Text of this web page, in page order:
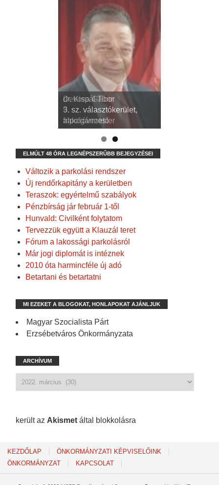
dr. Kispál Tibor
3. sz. választókerület,
alpolgármester
Devosa Gábor
9. sz. választókerület,
frakcióvezető
ELMÚLT 48 ÓRA LEGNÉPSZERŰBB BEJEGYZÉSEI
Változik a parkolási rendszer
Új rendőrkapitány a kerületben
Teraszok: egyértelmű szabályok
Pénzbírság jár február 1-től
Hunvald: Civilként folytatom
Tervezzük együtt a Klauzál teret
Fórum a lakossági parkolásról
Már jogi diplomát is intéznek
2010 óta harmincféle új adó
Betartani és betartatni
MI EZEKET A BLOGOKAT, HONLAPOKAT AJÁNLJUK
Magyar Szocialista Párt
Erzsébetváros Önkormányzata
ARCHÍVUM
került az Akismet által blokkolásra
KEZDŐLAP
ÖNKORMÁNYZATI KÉPVISELŐINK
ÖNKORMÁNYZAT
KAPCSOLAT